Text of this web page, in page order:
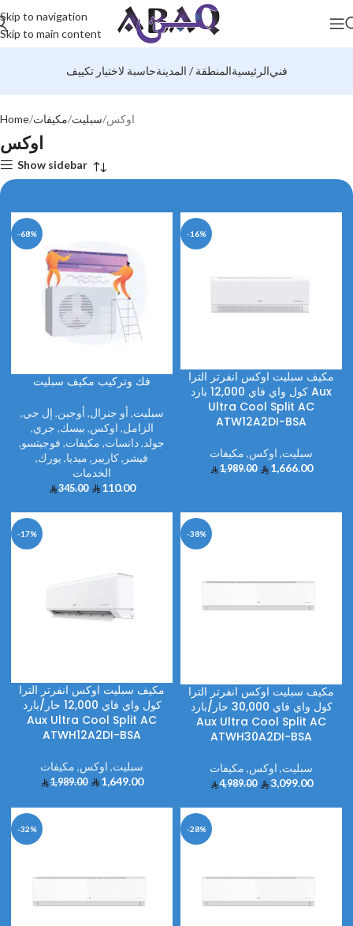
Skip to navigation
Skip to main content
حاسبة لاختيار تكييفالمنطقة / المدينةالرئيسيةفني
Home مكيفات سبليت اوكس
اوكس
Show sidebar
-68%
فك وتركيب مكيف سبليت
سبليت, أو جنرال, أوجين, إل جي,
الزامل, اوكس, بيسك, جري,
جولد,دانسات, مكيفات, فوجيتسو,
فيشر ,كاريير , ميديا, يورك,
الخدمات
345.00 110.00
-16%
مكيف سبليت اوكس انفرتر الترا
كول واي فاي 12,000 بارد Aux
Ultra Cool Split AC
ATW12A2DI-BSA
سبليت, اوكس, مكيفات
1,989.00 1,666.00
-17%
مكيف سبليت اوكس انفرتر الترا
كول واي فاي 12,000 حار/بارد
Aux Ultra Cool Split AC
ATWH12A2DI-BSA
سبليت, اوكس, مكيفات
1,989.00 1,649.00
-38%
مكيف سبليت اوكس انفرتر الترا
كول واي فاي 30,000 حار/بارد
Aux Ultra Cool Split AC
ATWH30A2DI-BSA
سبليت, اوكس, مكيفات
4,989.00 3,099.00
-32% -28%